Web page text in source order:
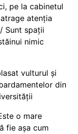
pe la cabinetul
atenția
Sunt spații
nimic
vulturul și
din
o mare
fie așa cum